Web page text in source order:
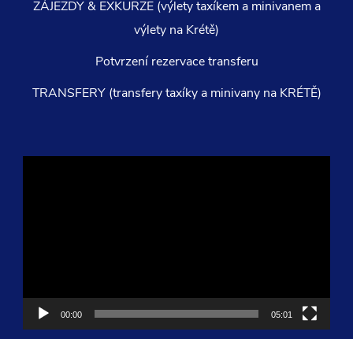
ZÁJEZDY & EXKURZE (výlety taxíkem a minivanem a
výlety na Krétě)
Potvrzení rezervace transferu
TRANSFERY (transfery taxíky a minivany na KRÉTĚ)
00:00 05:01